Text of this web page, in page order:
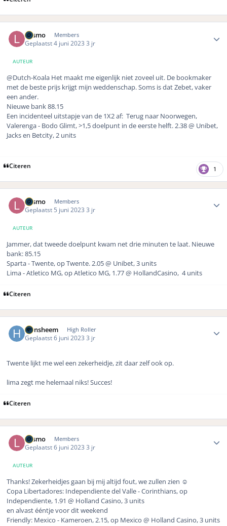
Lasmo Members
Geplaatst4 juni 20233 jr
AUTEUR
@Dutch-Koala Het maakt me eigenlijk niet zoveel uit. De bookmaker
met de beste prijs krijgt mijn weddenschap. Soms is dat Zebet, vaker
een ander.
Nieuwe bank 88.15
Een incidenteel uitstapje van de 1X2 af: Terug naar Noorwegen,
Valerenga - Bodo Glimt, >1,5 doelpunt in de eerste helft. 2.38 @ Unibet,
Jacks en Betcity, 2 units
Citeren 1
Lasmo Members
Geplaatst 5 juni 2023 3 jr
AUTEUR
Jammer, dat tweede doelpunt kwam net drie minuten te laat. Nieuwe
bank: 85.15
Sparta - Twente, op Twente. 2.05 @ Unibet, 3 units
Lima - Atletico MG, op Atletico MG, 1.77 @ HollandCasino, 4 units
Citeren
Hansheem High Roller
Geplaatst6 juni 2023 3 jr
Twente lijkt me wel een zekerheidje, zit daar zelf ook op.
lima zegt me helemaal niks! Succes!
Citeren
Lasmo Members
Geplaatst6 juni 2023 3 jr
AUTEUR
Thanks! Zekerheidjes gaan bij mij altijd fout, we zullen zien ☺️
Copa Libertadores: Independiente del Valle - Corinthians, op
Independiente, 1.91 @ Holland Casino, 3 units
en alvast ééntje voor dit weekend
Friendly: Mexico - Kameroen, 2.15, op Mexico @ Holland Casino, 3 units